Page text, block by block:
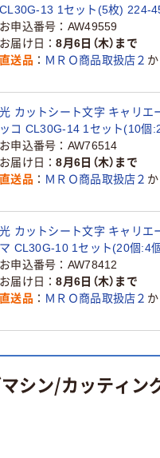
CL30G-13 1セット(5枚) 224-
お申込番号
AW49559
お届け日
8月6日（木）まで
直送品
ＭＲＯ商品取扱店２
光 カットシート文字 キャリエ
ッコ CL30G-14 1セット(10個
224-1461（直送品）
お申込番号
AW76514
お届け日
8月6日（木）まで
直送品
ＭＲＯ商品取扱店２
光 カットシート文字 キャリエ
マ CL30G-10 1セット(20個:4
9806（直送品）
お申込番号
AW78412
お届け日
8月6日（木）まで
直送品
ＭＲＯ商品取扱店２
シン/カッティン